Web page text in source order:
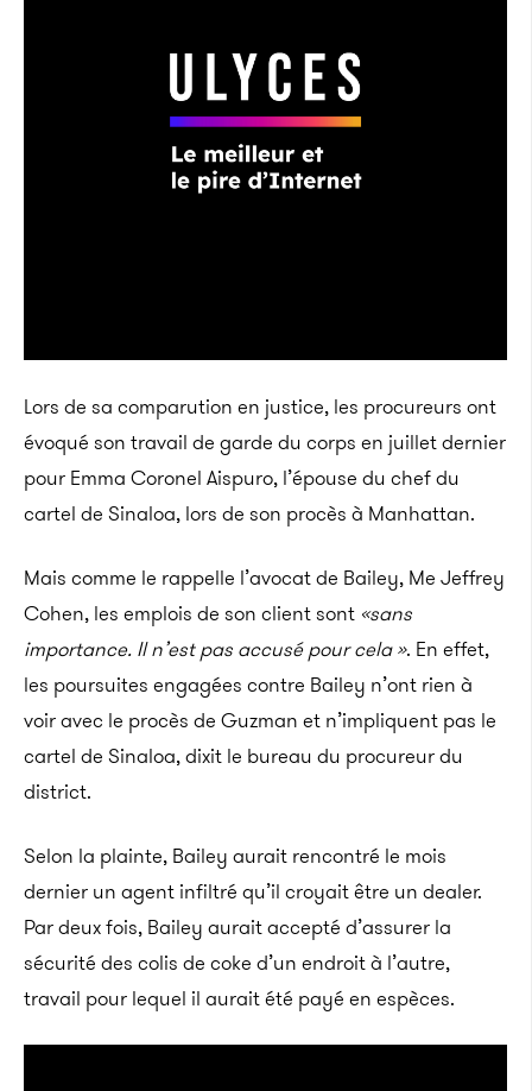
Lors de sa comparution en justice, les procureurs ont
évoqué son travail de garde du corps en juillet dernier
pour Emma Coronel Aispuro, l’épouse du chef du
cartel de Sinaloa, lors de son procès à Manhattan.
Mais comme le rappelle l’avocat de Bailey, Me Jeffrey
Cohen, les emplois de son client sont «sans
importance. Il n’est pas accusé pour cela ». En effet,
les poursuites engagées contre Bailey n’ont rien à
voir avec le procès de Guzman et n’impliquent pas le
cartel de Sinaloa, dixit le bureau du procureur du
district.
Selon la plainte, Bailey aurait rencontré le mois
dernier un agent infiltré qu’il croyait être un dealer.
Par deux fois, Bailey aurait accepté d’assurer la
sécurité des colis de coke d’un endroit à l’autre,
travail pour lequel il aurait été payé en espèces.